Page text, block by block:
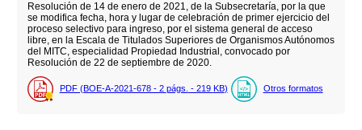
Resolución de 14 de enero de 2021, de la Subsecretaría, por la que
se modifica fecha, hora y lugar de celebración de primer ejercicio del
proceso selectivo para ingreso, por el sistema general de acceso
libre, en la Escala de Titulados Superiores de Organismos Autónomos
del MITC, especialidad Propiedad Industrial, convocado por
Resolución de 22 de septiembre de 2020.
PDF (BOE-A-2021-678 - 2 págs. - 219 KB) Otros formatos